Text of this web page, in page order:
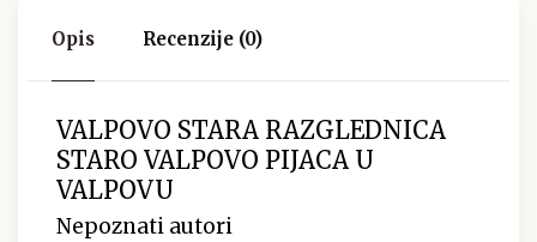
Opis Recenzije (0)
VALPOVO STARA RAZGLEDNICA
STARO VALPOVO PIJACA U
VALPOVU
Nepoznati autori